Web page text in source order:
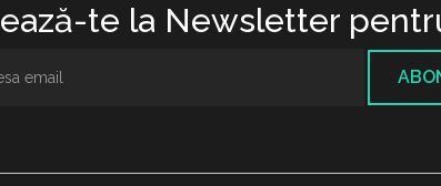
te la Newsletter